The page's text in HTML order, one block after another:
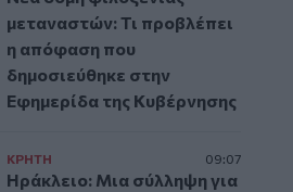
μεταναστών: Τι προβλέπει
η απόφαση που
δημοσιεύθηκε στην
Εφημερίδα της Κυβέρνησης
ΚΡΗΤΗ 09:07
Ηράκλειο: Μια σύλληψη για